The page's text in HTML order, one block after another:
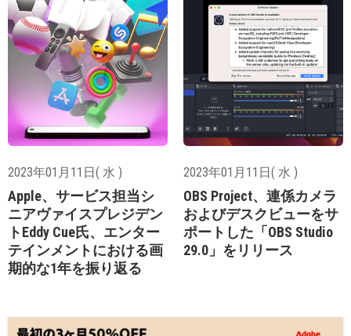
2023年01月11日( 水 )
Apple、サービス担当シ
ニアヴァイスプレジデン
トEddy Cue氏、エンター
テインメントにおける画
期的な1年を振り返る
2023年01月11日( 水 )
OBS Project、連係カメラ
およびデスクビューをサ
ポートした「OBS Studio
29.0」をリリース